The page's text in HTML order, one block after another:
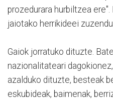
prozedurara hurbiltzea
jaiotako herrikideei
Gaiok jorratuko dituzte.
nazionalitateari
azalduko dituzte, besteak
eskubideak, baimenak,